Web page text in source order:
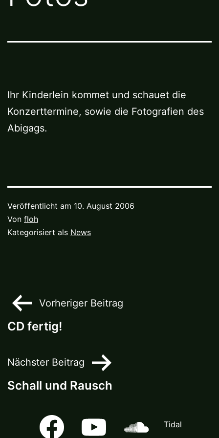
Ihr Kinderlein kommet und schauet die
Konzerttermine, sowie die Fotografien des
Abigags.
Veröffentlicht am 10. August 2006
Von floh
Kategorisiert als News
Beitragsnavigation
Vorheriger Beitrag
CD fertig!
Nächster Beitrag
Schall und Rausch
Facebook Youtube Soundcloud
Tidal